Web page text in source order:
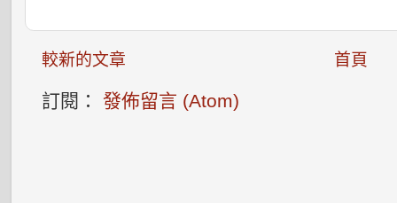
較新的文章 首頁
訂閱： 發佈留言 (Atom)